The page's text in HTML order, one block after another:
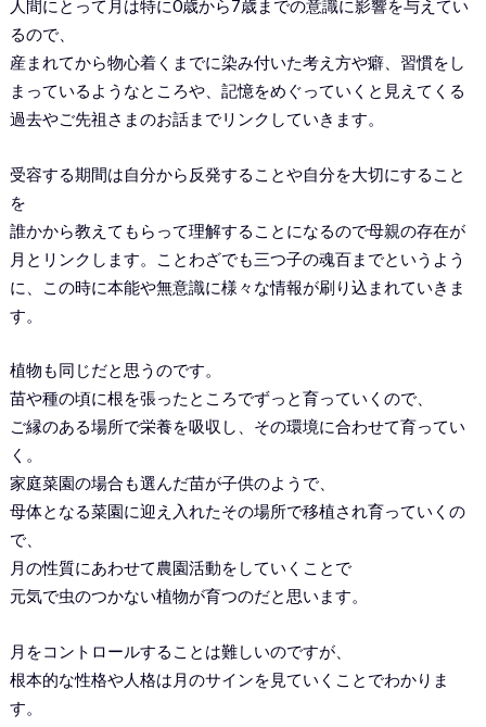
人間にとって月は特に0歳から7歳までの意識に影響を与えてい
るので、
産まれてから物心着くまでに染み付いた考え方や癖、習慣をし
まっているようなところや、記憶をめぐっていくと見えてくる
過去やご先祖さまのお話までリンクしていきます。
受容する期間は自分から反発することや自分を大切にすること
を
誰かから教えてもらって理解することになるので母親の存在が
月とリンクします。ことわざでも三つ子の魂百までというよう
に、この時に本能や無意識に様々な情報が刷り込まれていきま
す。
植物も同じだと思うのです。
苗や種の頃に根を張ったところでずっと育っていくので、
ご縁のある場所で栄養を吸収し、その環境に合わせて育ってい
く。
家庭菜園の場合も選んだ苗が子供のようで、
母体となる菜園に迎え入れたその場所で移植され育っていくの
で、
月の性質にあわせて農園活動をしていくことで
元気で虫のつかない植物が育つのだと思います。
月をコントロールすることは難しいのですが、
根本的な性格や人格は月のサインを見ていくことでわかりま
す。